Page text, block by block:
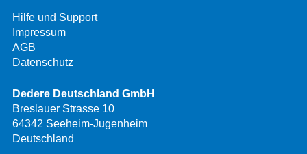
Hilfe und Support
Impressum
AGB
Datenschutz
Dedere Deutschland GmbH
Breslauer Strasse 10
64342 Seeheim-Jugenheim
Deutschland